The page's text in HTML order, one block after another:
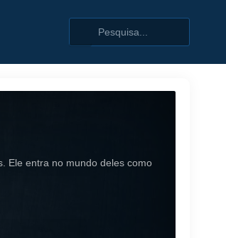
Ele entra no mundo deles como